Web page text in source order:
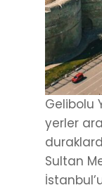
Gelibolu
yerler
Sultan